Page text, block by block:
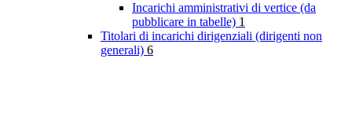
Incarichi amministrativi di vertice (da
pubblicare in tabelle) 1
Titolari di incarichi dirigenziali (dirigenti non
generali) 6